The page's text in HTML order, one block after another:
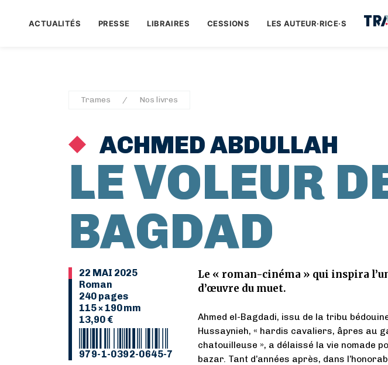
ACTUALITÉS PRESSE LIBRAIRES CESSIONS LES AUTEUR·RICE·S
Trames Nos livres
ACHMED ABDULLAH
LE VOLEUR
BAGDAD
22 MAI 2025
Roman
240 pages
115 × 190 mm
13,90 €
979-1-0392-0645-7
Le « roman-cinéma » qui inspira
d’œuvre du muet.
Ahmed el-Bagdadi, issu de la tribu
Hussaynieh, « hardis cavaliers, âpres au
chatouilleuse », a délaissé la vie nomade
bazar. Tant d’années après, dans